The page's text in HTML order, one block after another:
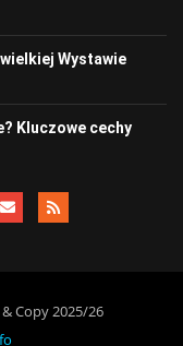
Wystawie
Kluczowe cechy
Copy 2025/26